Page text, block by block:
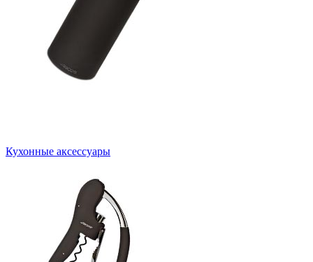
Кухонные аксессуары